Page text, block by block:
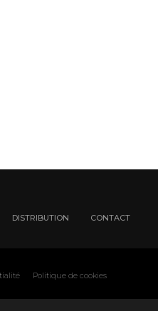
DISTRIBUTION CONTACT
Politique de cookies